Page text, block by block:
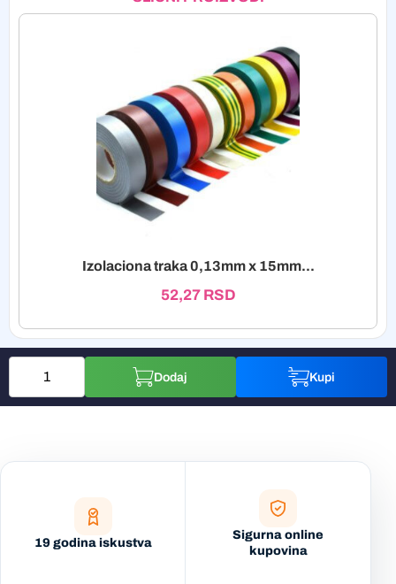
Izolaciona traka 0,13mm x 15mm...
52,27 RSD
Dodaj Kupi
19 godina iskustva
Sigurna online
kupovina